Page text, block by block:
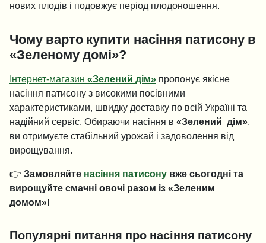
нових плодів і подовжує період плодоношення.
Чому варто купити насіння патисону в
«Зеленому домі»?
Інтернет-магазин «Зелений дім» пропонує якісне
насіння патисону з високими посівними
характеристиками, швидку доставку по всій Україні та
надійний сервіс. Обираючи насіння в «Зелений дім»
ви отримуєте стабільний урожай і задоволення від
вирощування.
👉 Замовляйте насіння патисону вже сьогодні та
вирощуйте смачні овочі разом із «Зеленим
домом»!
Популярні питання про насіння патисону